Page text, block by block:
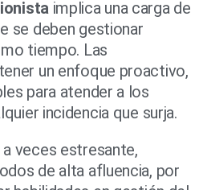
implica una carga de
se deben gestionar
tiempo. Las
un enfoque proactivo,
para atender a los
incidencia que surja.
veces estresante,
de alta afluencia, por